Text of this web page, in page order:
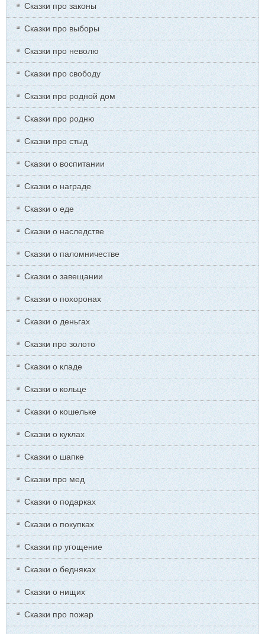
Сказки про законы
Сказки про выборы
Сказки про неволю
Сказки про свободу
Сказки про родной дом
Сказки про родню
Сказки про стыд
Сказки о воспитании
Сказки о награде
Сказки о еде
Сказки о наследстве
Сказки о паломничестве
Сказки о завещании
Сказки о похоронах
Сказки о деньгах
Сказки про золото
Сказки о кладе
Сказки о кольце
Сказки о кошельке
Сказки о куклах
Сказки о шапке
Сказки про мед
Сказки о подарках
Сказки о покупках
Сказки пр угощение
Сказки о бедняках
Сказки о нищих
Сказки про пожар